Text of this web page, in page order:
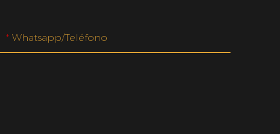
Whatsapp/teléfono